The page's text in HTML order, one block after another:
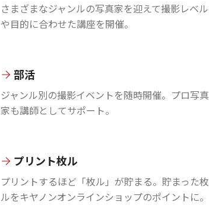
さまざまなジャンルの写真家を迎えて撮影レベル
や目的に合わせた講座を開催。
部活
ジャンル別の撮影イベントを随時開催。プロ写真
家も講師としてサポート。
プリント枚ル
プリントするほど「枚ル」が貯まる。貯まった枚
ルをキヤノンオンラインショップのポイントに。